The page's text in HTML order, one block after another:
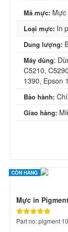
Mã mực: Mực
Loại mực: In
Dung lượng:
Máy dùng:
C5210,
1390, Epson
Bảo hành:
Giao hàng:
CÒN HÀNG
Mực in
Part no: pigment